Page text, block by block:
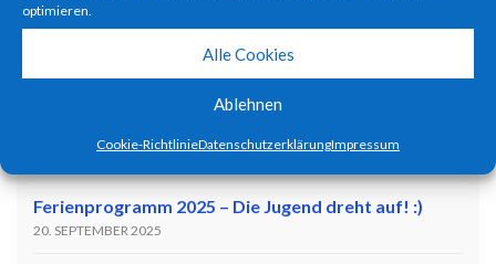
optimieren.
Alle Cookies
Ablehnen
Cookie-RichtlinieDatenschutzerklärungImpressum
Anstehende Veranstaltungen
Es sind keine anstehenden Veranstaltungen vorhanden.
Ferienprogramm 2025 – Die Jugend dreht auf! :)
20. SEPTEMBER 2025